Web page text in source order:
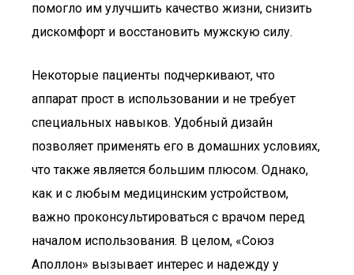
помогло им улучшить качество жизни, снизить
дискомфорт и восстановить мужскую силу.
Некоторые пациенты подчеркивают, что
аппарат прост в использовании и не требует
специальных навыков. Удобный дизайн
позволяет применять его в домашних условиях,
что также является большим плюсом. Однако,
как и с любым медицинским устройством,
важно проконсультироваться с врачом перед
началом использования. В целом, «Союз
Аполлон» вызывает интерес и надежду у